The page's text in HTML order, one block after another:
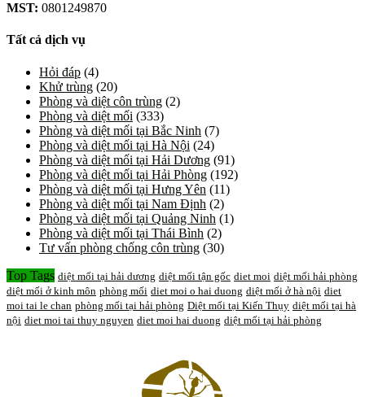
MST: 0801249870
Tất cả dịch vụ
Hỏi đáp (4)
Khử trùng (20)
Phòng và diệt côn trùng (2)
Phòng và diệt mối (333)
Phòng và diệt mối tại Bắc Ninh (7)
Phòng và diệt mối tại Hà Nội (24)
Phòng và diệt mối tại Hải Dương (91)
Phòng và diệt mối tại Hải Phòng (192)
Phòng và diệt mối tại Hưng Yên (11)
Phòng và diệt mối tại Nam Định (2)
Phòng và diệt mối tại Quảng Ninh (1)
Phòng và diệt mối tại Thái Bình (2)
Tư vấn phòng chống côn trùng (30)
Top Tags diệt mối tại hải dương diệt mối tận gốc diet moi diệt mối hải phòng
diệt mối ở kinh môn phòng mối diet moi o hai duong diệt mối ở hà nội diet
moi tai le chan phòng mối tại hải phòng Diệt mối tại Kiến Thụy diệt mối tại hà
nội diet moi tai thuy nguyen diet moi hai duong diệt mối tại hải phòng